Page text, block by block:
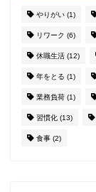
やりがい (1)
リワーク (6)
休職生活 (12)
年をとる (1)
業務負荷 (1)
習慣化 (13)
食事 (2)